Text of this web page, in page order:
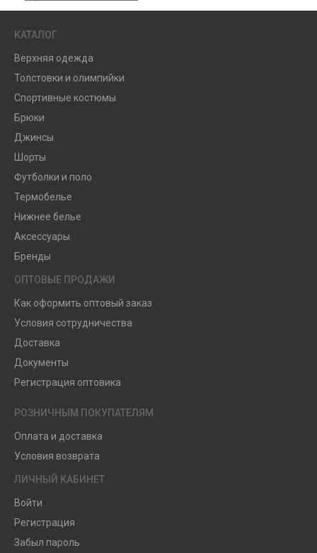
КАТАЛОГ
Верхняя одежда
Толстовки и олимпийки
Спортивные костюмы
Брюки
Джинсы
Шорты
Футболки и поло
Термобелье
Нижнее белье
Аксессуары
Бренды
ОПТОВЫЕ ПРОДАЖИ
Как оформить оптовый заказ
Условия сотрудничества
Доставка
Документы
Регистрация оптовика
РОЗНИЧНЫМ ПОКУПАТЕЛЯМ
Оплата и доставка
Условия возврата
ЛИЧНЫЙ КАБИНЕТ
Войти
Регистрация
Забыл пароль